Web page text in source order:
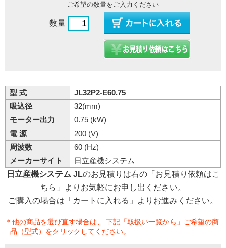
ご希望の数量をご入力ください
数量
型 式
JL32P2-E60.75
吸込径
32(mm)
モーター出力
0.75 (kW)
電 源
200 (V)
周波数
60 (Hz)
メーカーサイト
日立産機システム
日立産機システム JLのお見積りは右の「お見積り依頼はこ
ちら」よりお気軽にお申し出ください。
ご購入の場合は「カートに入れる」よりお進みください。
＊他の商品を選び直す場合は、 下記「取扱い一覧から」ご希望の商
品（型式）をクリックしてください。